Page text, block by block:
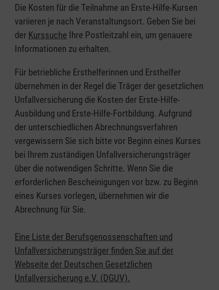
Die Kosten für die Teilnahme an Erste-Hilfe-Kursen
variieren je nach Veranstaltungsort. Geben Sie bei
der Kurssuche Ihre Postleitzahl ein, um genauere
Informationen zu erhalten.
Für betriebliche Ersthelferinnen und Ersthelfer
übernehmen in der Regel die Träger der gesetzlichen
Unfallversicherung die Kosten der Erste-Hilfe-
Ausbildung und Erste-Hilfe-Fortbildung. Aufgrund
der unterschiedlichen Abrechnungsverfahren
vergewissern Sie sich bitte vor Beginn eines Kurses
bei Ihrem zuständigen Unfallversicherungsträger
über die notwendigen Schritte. Wenn Sie die
erforderlichen Bescheinigungen vor bzw. zu Beginn
eines Kurses vorlegen, übernehmen wir die
Abrechnung für Sie.
Eine Liste der Berufsgenossenschaften und
Unfallversicherungsträger finden Sie auf der
Webseite der Deutschen Gesetzlichen
Unfallversicherung e.V. (DGUV).